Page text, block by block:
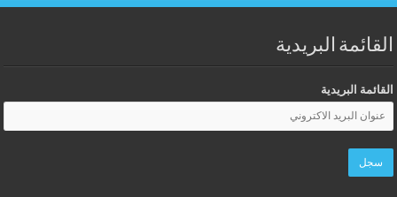
القائمة البريدية
القائمة البريدية